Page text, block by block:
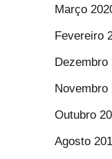
Março
Fevereiro
Dezembro
Novembro
Outubro
Agosto